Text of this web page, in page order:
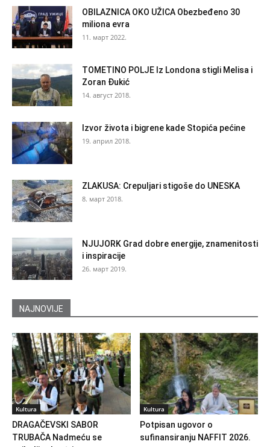
OBILAZNICA OKO UŽICA Obezbeđeno 30
miliona evra
11. март 2022.
TOMETINO POLJE Iz Londona stigli Melisa i
Zoran Đukić
14. август 2018.
Izvor života i bigrene kade Stopića pećine
19. април 2018.
ZLAKUSA: Crepuljari stigoše do UNESKA
8. март 2018.
NJUJORK Grad dobre energije, znamenitosti
i inspiracije
26. март 2019.
NAJNOVIJE
Kultura
DRAGAČEVSKI SABOR
TRUBAČA Nadmeću se
Kultura
Potpisan ugovor o
sufinansiranju NAFFIT 2026.